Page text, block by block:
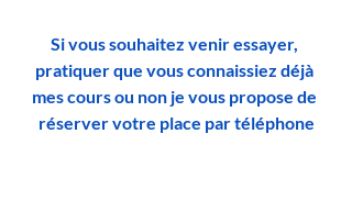
Si vous souhaitez venir essayer,
pratiquer que vous connaissiez déjà
mes cours ou non je vous propose de
réserver votre place par téléphone